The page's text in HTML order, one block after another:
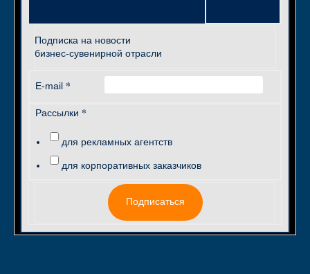
Подписка на новости
бизнес-сувенирной отрасли
E-mail *
Рассылки *
для рекламных агентств
для корпоративных заказчиков
Подписаться